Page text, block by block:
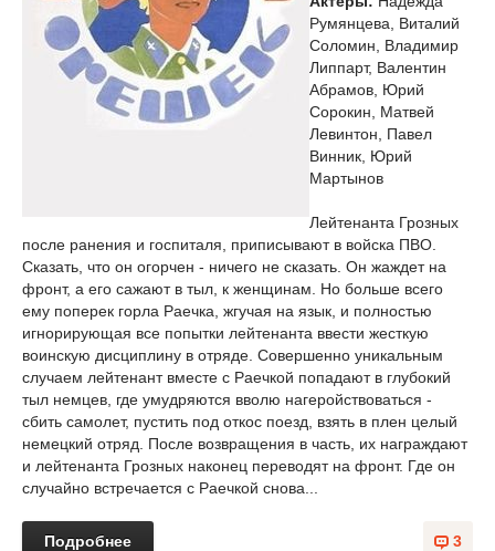
Румянцева, Виталий
Соломин, Владимир
Липпарт, Валентин
Абрамов, Юрий
Сорокин, Матвей
Левинтон, Павел
Винник, Юрий
Мартынов
Лейтенанта Грозных
после ранения и госпиталя, приписывают в войска ПВО.
Сказать, что он огорчен - ничего не сказать. Он жаждет на
фронт, а его сажают в тыл, к женщинам. Но больше всего
ему поперек горла Раечка, жгучая на язык, и полностью
игнорирующая все попытки лейтенанта ввести жесткую
воинскую дисциплину в отряде. Совершенно уникальным
случаем лейтенант вместе с Раечкой попадают в глубокий
тыл немцев, где умудряются вволю нагеройствоваться -
сбить самолет, пустить под откос поезд, взять в плен целый
немецкий отряд. После возвращения в часть, их награждают
и лейтенанта Грозных наконец переводят на фронт. Где он
случайно встречается с Раечкой снова...
3
Подробнее